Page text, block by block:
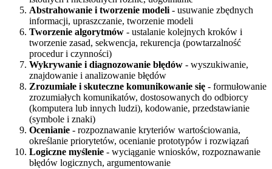
Abstrahowanie i tworzenie modeli- usuwanie zbędnych
informacji, upraszczanie, tworzenie modeli
Tworzenie algorytmów - ustalanie kolejnych kroków i
tworzenie zasad, sekwencja, rekurencja (powtarzalność
procedur i czynności)
Wykrywanie i diagnozowanie błędów - wyszukiwanie,
znajdowanie i analizowanie błędów
Zrozumiałe i skuteczne komunikowanie się - formułowanie
zrozumiałych komunikatów, dostosowanych do odbiorcy
(komputera lub innych ludzi), kodowanie, przedstawianie
(symbole i znaki)
Ocenianie - rozpoznawanie kryteriów wartościowania,
określanie priorytetów, ocenianie prototypów i rozwiązań
Logiczne myślenie - wyciąganie wniosków, rozpoznawanie
błędów logicznych, argumentowanie